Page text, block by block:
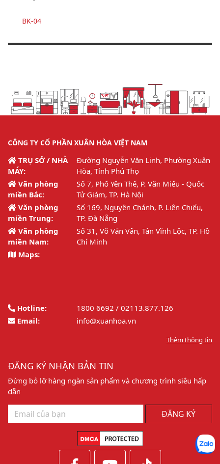
BK-04
CÔNG TY CỔ PHẦN XUÂN HÒA VIỆT NAM
TRỤ SỞ / NHÀ
MÁY:
Đường Nguyễn Văn Linh, Phường Xuân
Hòa, Tỉnh Phú Thọ
Văn phòng
miền Bắc:
Số 7, Phố Yên Thế, P. Văn Miếu - Quốc
Tử Giám, TP. Hà Nội
Văn phòng
miền Trung:
Số 169, Nguyễn Chánh, P. Liên Chiểu,
TP. Đà Nẵng
Văn phòng
miền Nam:
Số 31, Võ Văn Vân, Tân Vĩnh Lộc, TP. Hồ
Chí Minh
Maps:
Hotline:
1800 6692 / 02113.877.126
Email:
info@xuanhoa.vn
Thêm thông tin
ĐĂNG KÝ NHẬN BẢN TIN
Đừng bỏ lỡ hàng ngàn sản phẩm và chương trình siêu hấp
dẫn
ĐĂNG KÝ